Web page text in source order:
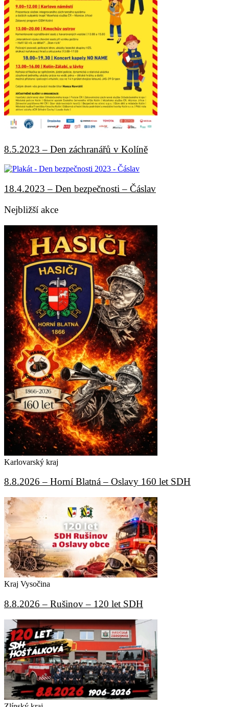
8.5.2023 – Den záchranářů v Kolíně
18.4.2023 – Den bezpečnosti – Čáslav
Nejbližší akce
Karlovarský kraj
8.8.2026 – Horní Blatná – Oslavy 160 let SDH
Kraj Vysočina
8.8.2026 – Rušinov – 120 let SDH